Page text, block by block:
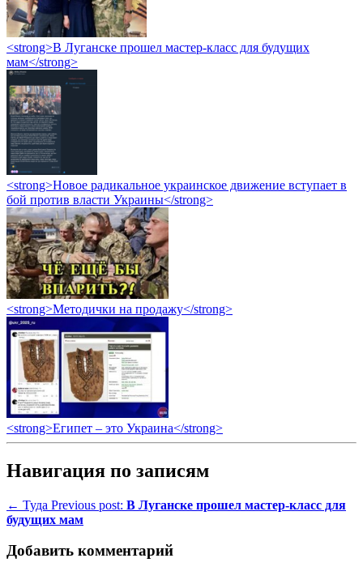
<strong>В Луганске прошел мастер-класс для будущих
мам</strong>
<strong>Новое радикальное украинское движение вступает в
бой против власти Украины</strong>
<strong>Методички на продажу</strong>
<strong>Египет – это Украина</strong>
Навигация по записям
← Туда Previous post: В Луганске прошел мастер-класс для
будущих мам
Добавить комментарий